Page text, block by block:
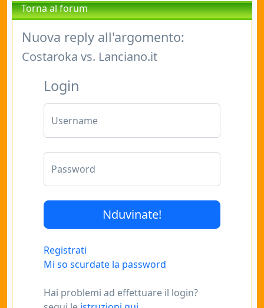
Torna al forum
Nuova reply all'argomento:
Costaroka vs. Lanciano.it
Login
Username
Password
Registrati
Mi so scurdate la password
Hai problemi ad effettuare il login?